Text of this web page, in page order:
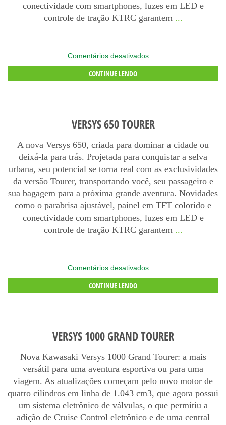
conectividade com smartphones, luzes em LED e
controle de tração KTRC garantem ...
Comentários desativadosem
Versys
CONTINUE LENDO
VERSYS 650 TOURER
A nova Versys 650, criada para dominar a cidade ou
deixá-la para trás. Projetada para conquistar a selva
urbana, seu potencial se torna real com as exclusividades
da versão Tourer, transportando você, seu passageiro e
sua bagagem para a próxima grande aventura. Novidades
como o parabrisa ajustável, painel em TFT colorido e
conectividade com smartphones, luzes em LED e
controle de tração KTRC garantem ...
Comentários desativadosem
Versys
CONTINUE LENDO
VERSYS 1000 GRAND TOURER
Nova Kawasaki Versys 1000 Grand Tourer: a mais
versátil para uma aventura esportiva ou para uma
viagem. As atualizações começam pelo novo motor de
quatro cilindros em linha de 1.043 cm3, que agora possui
um sistema eletrônico de válvulas, o que permitiu a
adição de Cruise Control eletrônico e de uma central